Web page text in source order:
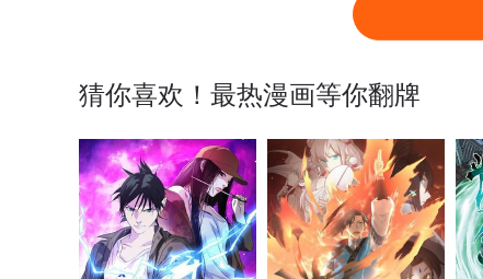
猜你喜欢！最热漫画等你翻牌